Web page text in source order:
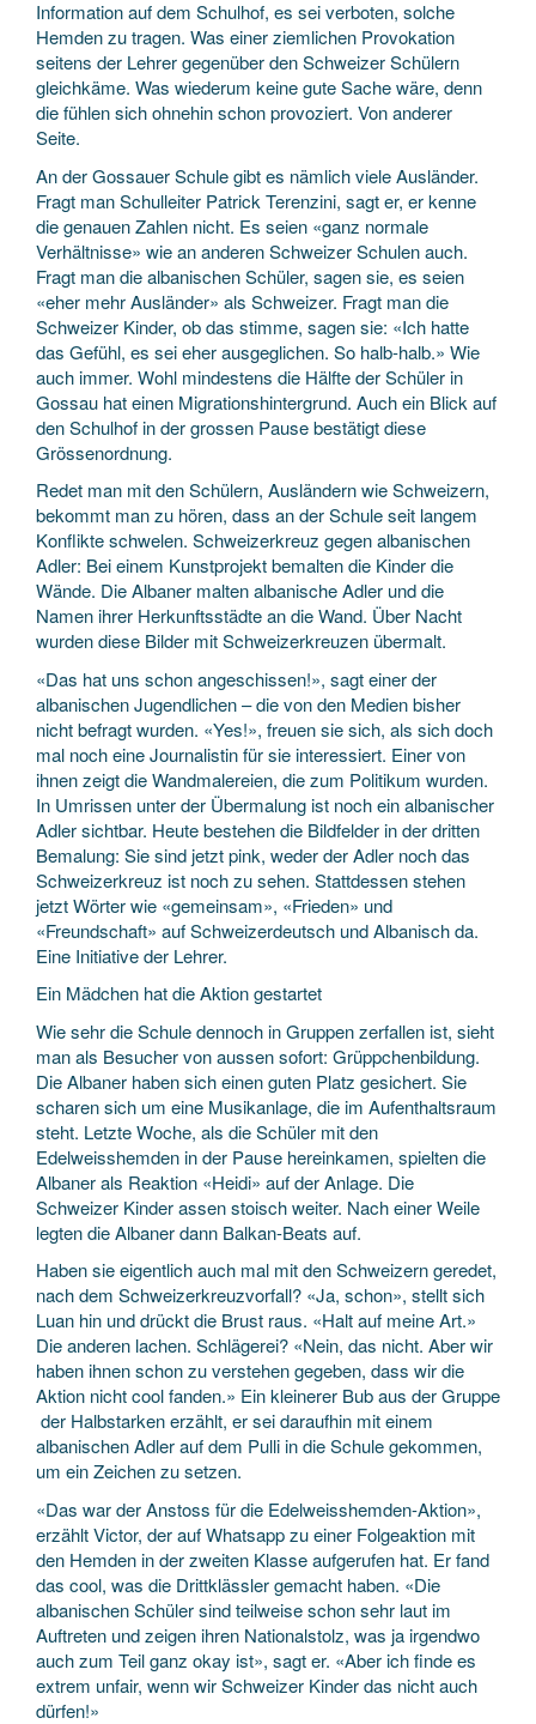
Information auf dem Schulhof, es sei verboten, solche
Hemden zu tragen. Was einer ziemlichen Provokation
seitens der Lehrer gegenüber den Schweizer Schülern
gleichkäme. Was wiederum keine gute Sache wäre, denn
die fühlen sich ohnehin schon provoziert. Von anderer
Seite.
An der Gossauer Schule gibt es nämlich viele Ausländer.
Fragt man Schulleiter Patrick Terenzini, sagt er, er kenne
die genauen Zahlen nicht. Es seien «ganz normale
Verhältnisse» wie an anderen Schweizer Schulen auch.
Fragt man die albanischen Schüler, sagen sie, es seien
«eher mehr Ausländer» als Schweizer. Fragt man die
Schweizer Kinder, ob das stimme, sagen sie: «Ich hatte
das Gefühl, es sei eher ausgeglichen. So halb-halb.» Wie
auch immer. Wohl mindestens die Hälfte der Schüler in
Gossau hat einen Migrationshintergrund. Auch ein Blick auf
den Schulhof in der grossen Pause bestätigt diese
Grössenordnung.
Redet man mit den Schülern, Ausländern wie Schweizern,
bekommt man zu hören, dass an der Schule seit langem
Konflikte schwelen. Schweizerkreuz gegen albanischen
Adler: Bei einem Kunstprojekt bemalten die Kinder die
Wände. Die Albaner malten albanische Adler und die
Namen ihrer Herkunftsstädte an die Wand. Über Nacht
wurden diese Bilder mit Schweizerkreuzen übermalt.
«Das hat uns schon angeschissen!», sagt einer der
albanischen Jugendlichen – die von den Medien bisher
nicht befragt wurden. «Yes!», freuen sie sich, als sich doch
mal noch eine Journalistin für sie interessiert. Einer von
ihnen zeigt die Wandmalereien, die zum Politikum wurden.
In Umrissen unter der Übermalung ist noch ein albanischer
Adler sichtbar. Heute bestehen die Bildfelder in der dritten
Bemalung: Sie sind jetzt pink, weder der Adler noch das
Schweizerkreuz ist noch zu sehen. Stattdessen stehen
jetzt Wörter wie «gemeinsam», «Frieden» und
«Freundschaft» auf Schweizerdeutsch und Albanisch da.
Eine Initiative der Lehrer.
Ein Mädchen hat die Aktion gestartet
Wie sehr die Schule dennoch in Gruppen zerfallen ist, sieht
man als Besucher von aussen sofort: Grüppchenbildung.
Die Albaner haben sich einen guten Platz gesichert. Sie
scharen sich um eine Musikanlage, die im Aufenthaltsraum
steht. Letzte Woche, als die Schüler mit den
Edelweisshemden in der Pause hereinkamen, spielten die
Albaner als Reaktion «Heidi» auf der Anlage. Die
Schweizer Kinder assen stoisch weiter. Nach einer Weile
legten die Albaner dann Balkan-Beats auf.
Haben sie eigentlich auch mal mit den Schweizern geredet,
nach dem Schweizerkreuzvorfall? «Ja, schon», stellt sich
Luan hin und drückt die Brust raus. «Halt auf meine Art.»
Die anderen lachen. Schlägerei? «Nein, das nicht. Aber wir
haben ihnen schon zu verstehen gegeben, dass wir die
Aktion nicht cool fanden.» Ein kleinerer Bub aus der Gruppe
der Halbstarken erzählt, er sei daraufhin mit einem
albanischen Adler auf dem Pulli in die Schule gekommen,
um ein Zeichen zu setzen.
«Das war der Anstoss für die Edelweisshemden-Aktion»,
erzählt Victor, der auf Whatsapp zu einer Folgeaktion mit
den Hemden in der zweiten Klasse aufgerufen hat. Er fand
das cool, was die Drittklässler gemacht haben. «Die
albanischen Schüler sind teilweise schon sehr laut im
Auftreten und zeigen ihren Nationalstolz, was ja irgendwo
auch zum Teil ganz okay ist», sagt er. «Aber ich finde es
extrem unfair, wenn wir Schweizer Kinder das nicht auch
dürfen!»